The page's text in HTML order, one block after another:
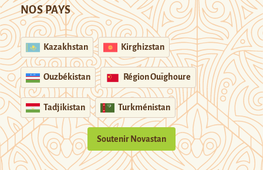
NOS PAYS
Kazakhstan Kirghizstan
Ouzbékistan Région Ouïghoure
Tadjikistan Turkménistan
Soutenir Novastan